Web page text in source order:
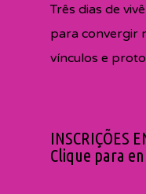
Três dias de
para convergir
vínculos e
INSCRIÇÕES
Clique para